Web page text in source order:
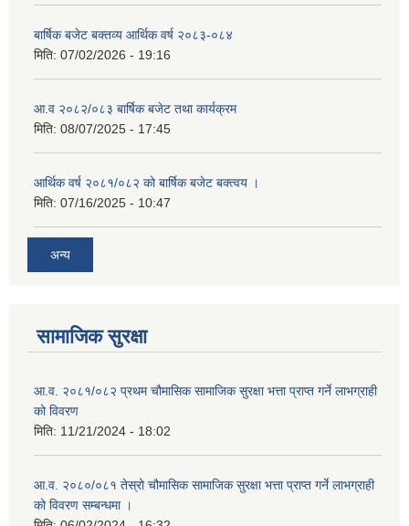
बार्षिक बजेट बक्तव्य आर्थिक वर्ष २०८३-०८४
मिति: 07/02/2026 - 19:16
आ.व २०८२/०८३ बार्षिक बजेट तथा कार्यक्रम
मिति: 08/07/2025 - 17:45
आर्थिक वर्ष २०८१/०८२ को बार्षिक बजेट बक्त्वय ।
मिति: 07/16/2025 - 10:47
अन्य
सामाजिक सुरक्षा
आ.व. २०८१/०८२ प्रथम चौमासिक सामाजिक सुरक्षा भत्ता प्राप्त गर्ने लाभग्राही
को विवरण
मिति: 11/21/2024 - 18:02
आ.व. २०८०/०८१ तेस्रो चौमासिक सामाजिक सुरक्षा भत्ता प्राप्त गर्ने लाभग्राही
को विवरण सम्बन्धमा ।